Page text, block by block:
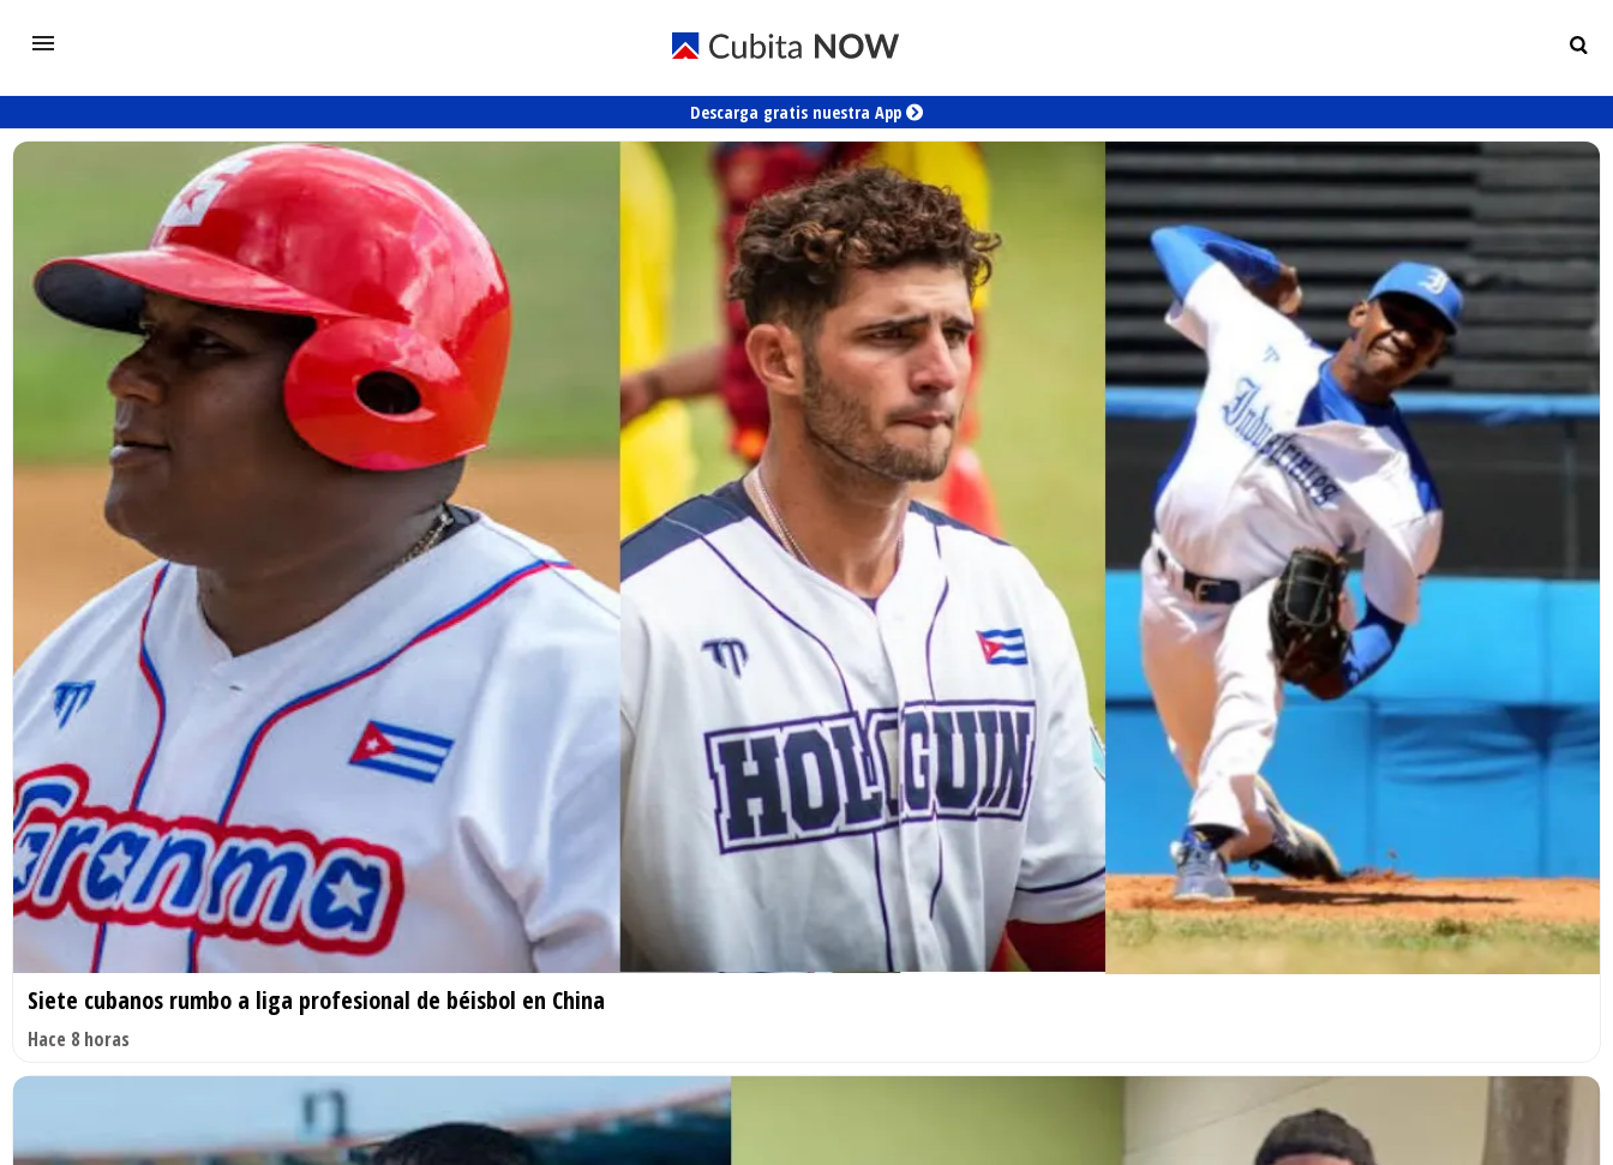
Descarga gratis nuestra App
Siete cubanos rumbo a liga profesional de béisbol en China
Hace 8 horas